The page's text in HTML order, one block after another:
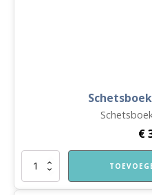
€
Schetsboek
formaat